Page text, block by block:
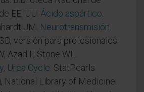
EE. UU. Ácido aspártico
JM. Neurotransmisión
versión para profesionales.
Azad F, Stone WL.
Urea Cycle . StatPearls
National Library of Medicine.